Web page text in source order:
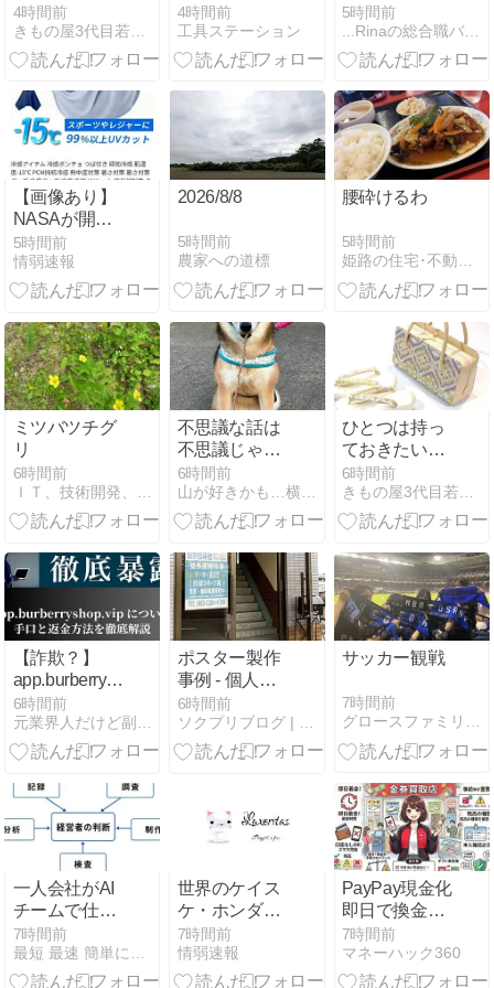
五三を追い求
めて。「七五
三親子お見立
す。」
4時間前
きもの屋3代目若だんなの徒然日記
ーブラウスの
詳細レビュー
4時間前
工具ステーション
ピのスカラッ
プパンツが良
すぎる件
5時間前
...Rinaの総合職バリキャリ女子Life...
【画像あり】
NASAが開
発、着るだけ
で瞬時に
「-15℃冷却」
チョ3,980円！
5時間前
情弱速報
2026/8/8
5時間前
農家への道標
腰砕けるわ
5時間前
ミツバツチグ
リ
6時間前
不思議な話は
不思議じゃな
いかも☆ 声を
聴くにはお早
めに🎵 犬語も
語！？
6時間前
山が好きかも…横浜スイートハッピー
ひとつは持っ
ておきたい
「利休バッ
グ」の魅力
6時間前
きもの屋3代目若だんなの徒然日記
【詐欺？】
app.burberryshop.vip
の評判と出金
できない実態
を元業者が暴
は危険な投資
詐欺か？
6時間前
ポスター製作
事例 - 個人指
導塾受付ポス
ター
6時間前
サッカー観戦
7時間前
グロースファミリーハウス
一人会社がAI
チームで仕事
の限界を超え
る方法｜役割
分担と管理の
7時間前
世界のケイス
ケ・ホンダ
「ラーメン
700円は安す
ぎる！2000円
7時間前
情弱速報
PayPay現金化
即日で換金す
る方法！時
間・口座なし
でも可能？
7時間前
マネーハック360